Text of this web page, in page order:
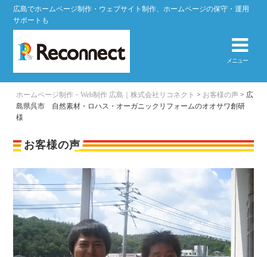
広島でホームページ制作・ウェブサイト制作、ホームページの保守・運用
サポートも
メニュー
ホームページ制作・Web制作 広島｜株式会社リコネクト > お客様の声 > 広
島県呉市 自然素材・ロハス・オーガニックリフォームのオオサワ創研
様
お客様の声